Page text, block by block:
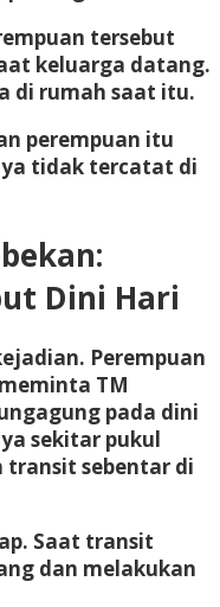
tersebut
keluarga datang.
di rumah saat itu.
perempuan itu
tidak tercatat di
Dini Hari
Perempuan
TM
pada dini
sekitar pukul
transit sebentar di
Saat transit
dan melakukan